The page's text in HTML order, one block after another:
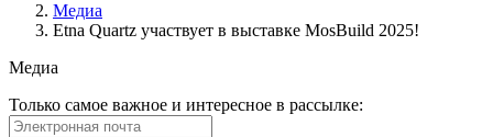
Медиа
Etna Quartz участвует в выставке MosBuild 2025!
Медиа
Только самое важное и интересное в рассылке: